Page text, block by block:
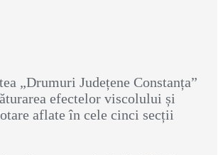
„Drumuri Județene Constanța”
efectelor viscolului și
aflate în cele cinci secții